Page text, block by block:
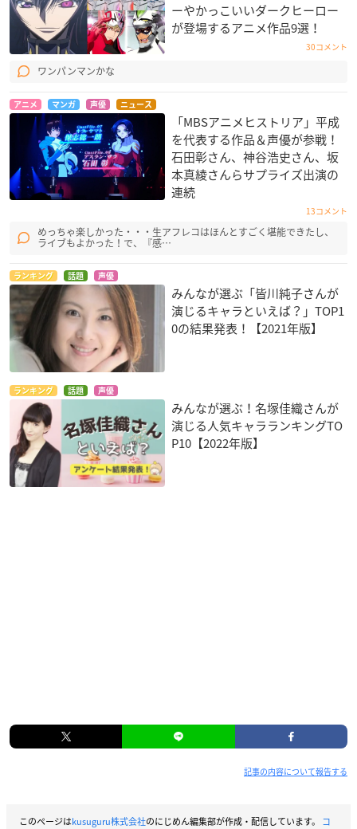
ーやかっこいいダークヒーロー
が登場するアニメ作品9選！
30コメント
ワンパンマンかな
アニメ マンガ 声優 ニュース
「MBSアニメヒストリア」平成
を代表する作品＆声優が参戦！
石田彰さん、神谷浩史さん、坂
本真綾さんらサプライズ出演の
連続
13コメント
めっちゃ楽しかった・・・生アフレコはほんとすごく堪能できたし、
ライブもよかった！で、『感…
ランキング 話題 声優
みんなが選ぶ「皆川純子さんが
演じるキャラといえば？」TOP1
0の結果発表！【2021年版】
ランキング 話題 声優
みんなが選ぶ！名塚佳織さんが
演じる人気キャラランキングTO
P10【2022年版】
記事の内容について報告する
このページはkusuguru株式会社のにじめん編集部が作成・配信しています。 コ